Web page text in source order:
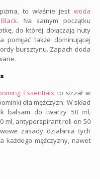
to właśnie jest woda
. Na samym początku
do której dołączają nuty
pomijać także dominującej
bursztynu. Zapach doda
Essentials to strzał w
dla mężczyzn. W skład
balsam do twarzy 50 ml,
ml, antyperspirant roll-on 50
zasady działania tych
każdego mężczyzny, nawet